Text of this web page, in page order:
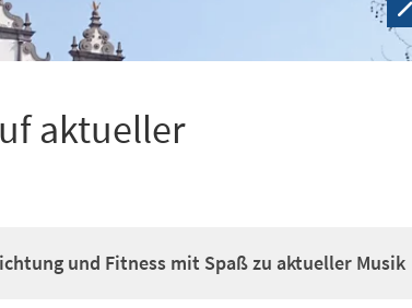
aktueller
und Fitness mit Spaß zu aktueller Musik